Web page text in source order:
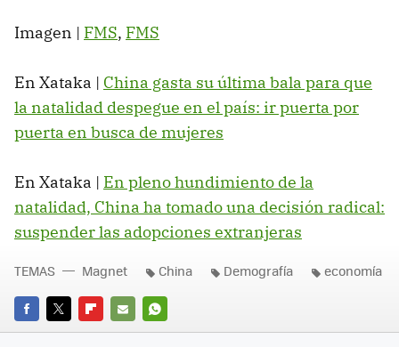
Imagen | FMS, FMS
En Xataka | China gasta su última bala para que
la natalidad despegue en el país: ir puerta por
puerta en busca de mujeres
En Xataka | En pleno hundimiento de la
natalidad, China ha tomado una decisión radical:
suspender las adopciones extranjeras
FACEBOOK
TWITTERFLIPBOARD
E-
WHATSAPP
TEMAS Magnet China Demografía economía